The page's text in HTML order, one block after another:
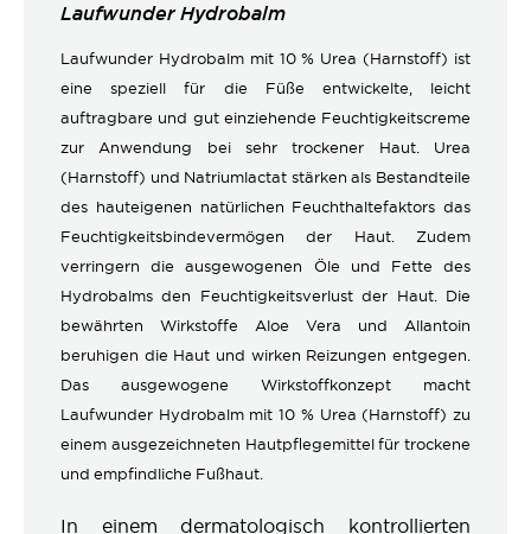
Laufwunder Hydrobalm
Laufwunder Hydrobalm mit 10 % Urea (Harnstoff) ist
eine speziell für die Füße entwickelte, leicht
auftragbare und gut einziehende Feuchtigkeitscreme
zur Anwendung bei sehr trockener Haut. Urea
(Harnstoff) und Natriumlactat stärken als Bestandteile
des hauteigenen natürlichen Feuchthaltefaktors das
Feuchtigkeitsbindevermögen der Haut. Zudem
verringern die ausgewogenen Öle und Fette des
Hydrobalms den Feuchtigkeitsverlust der Haut. Die
bewährten Wirkstoffe Aloe Vera und Allantoin
beruhigen die Haut und wirken Reizungen entgegen.
Das ausgewogene Wirkstoffkonzept macht
Laufwunder Hydrobalm mit 10 % Urea (Harnstoff) zu
einem ausgezeichneten Hautpflegemittel für trockene
und empfindliche Fußhaut.
In einem dermatologisch kontrollierten